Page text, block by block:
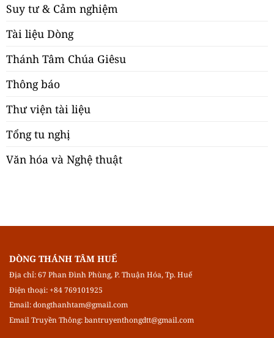
Suy tư & Cảm nghiệm
Tài liệu Dòng
Thánh Tâm Chúa Giêsu
Thông báo
Thư viện tài liệu
Tổng tu nghị
Văn hóa và Nghệ thuật
DÒNG THÁNH TÂM HUẾ
Địa chỉ: 67 Phan Đình Phùng, P. Thuận Hóa, Tp. Huế
Điện thoại: +84 769101925
Email:dongthanhtam@gmail.com
Email Truyền Thông:bantruyenthongdtt@gmail.com